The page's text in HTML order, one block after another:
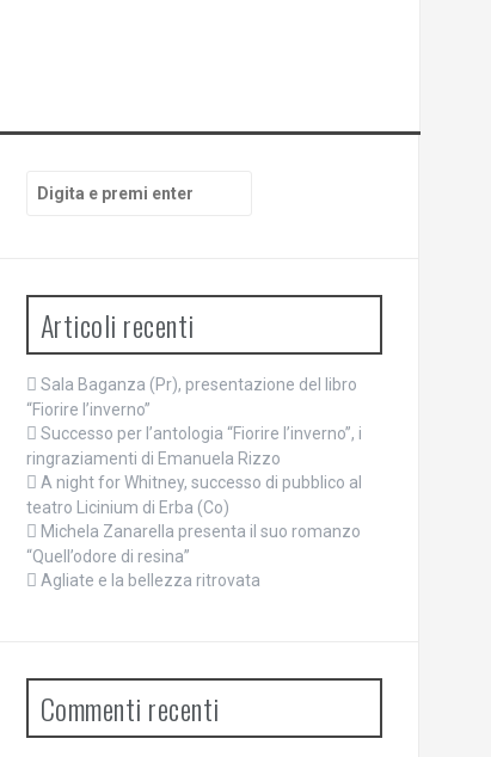
Articoli recenti
Sala Baganza (Pr), presentazione del libro
“Fiorire l’inverno”
Successo per l’antologia “Fiorire l’inverno”, i
ringraziamenti di Emanuela Rizzo
A night for Whitney, successo di pubblico al
teatro Licinium di Erba (Co)
Michela Zanarella presenta il suo romanzo
“Quell’odore di resina”
Agliate e la bellezza ritrovata
Commenti recenti